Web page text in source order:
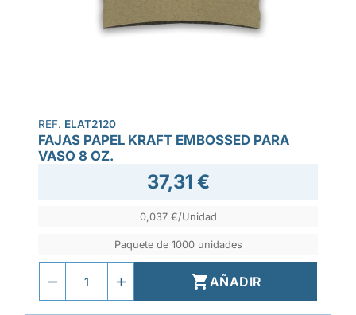
REF. ELAT2120
FAJAS PAPEL KRAFT EMBOSSED PARA
VASO 8 OZ.
37,31 €
0,037 €/Unidad
Paquete de 1000 unidades
AÑADIR